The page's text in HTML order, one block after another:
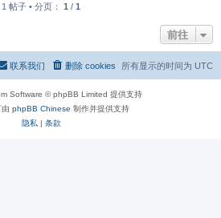
1 帖子 • 分页： 1 / 1
前往
所有显示的时间为 UTC
删除 cookies
联系我们
Software © phpBB Limited 提供支持
phpBB Chinese 制作并提供支持
隐私 | 条款